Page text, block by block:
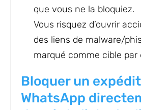
que vous ne la bloquiez.
Vous risquez d’ouvrir
des liens de malware/
marqué comme cible par
Bloquer un
WhatsApp